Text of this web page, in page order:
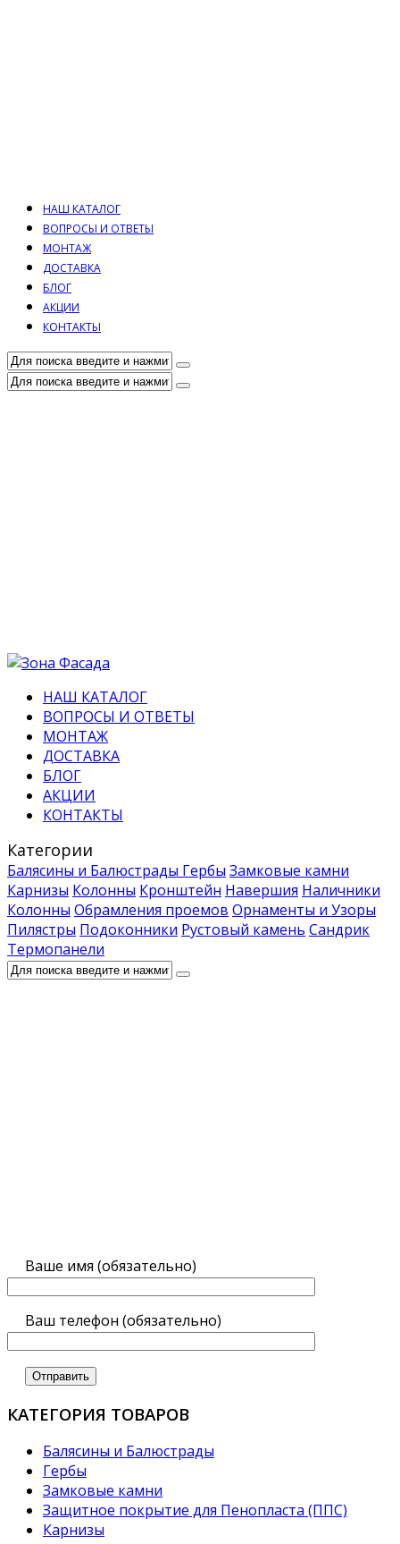
НАШ КАТАЛОГ
ВОПРОСЫ И ОТВЕТЫ
МОНТАЖ
ДОСТАВКА
БЛОГ
АКЦИИ
КОНТАКТЫ
НАШ КАТАЛОГ
ВОПРОСЫ И ОТВЕТЫ
МОНТАЖ
ДОСТАВКА
БЛОГ
АКЦИИ
КОНТАКТЫ
Категории
Балясины и Балюстрады Гербы Замковые камни
Карнизы Колонны Кронштейн Навершия Наличники
Колонны Обрамления проемов Орнаменты и Узоры
Пилястры Подоконники Рустовый камень Сандрик
Термопанели
Ваше имя (обязательно)
Ваш телефон (обязательно)
КАТЕГОРИЯ ТОВАРОВ
Балясины и Балюстрады
Гербы
Замковые камни
Защитное покрытие для Пенопласта (ППС)
Карнизы